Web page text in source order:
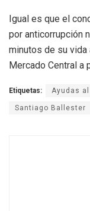
Igual es que el
por anticorrupción
minutos de su
Mercado Central a
Etiquetas: Ayudas
Santiago Ballester